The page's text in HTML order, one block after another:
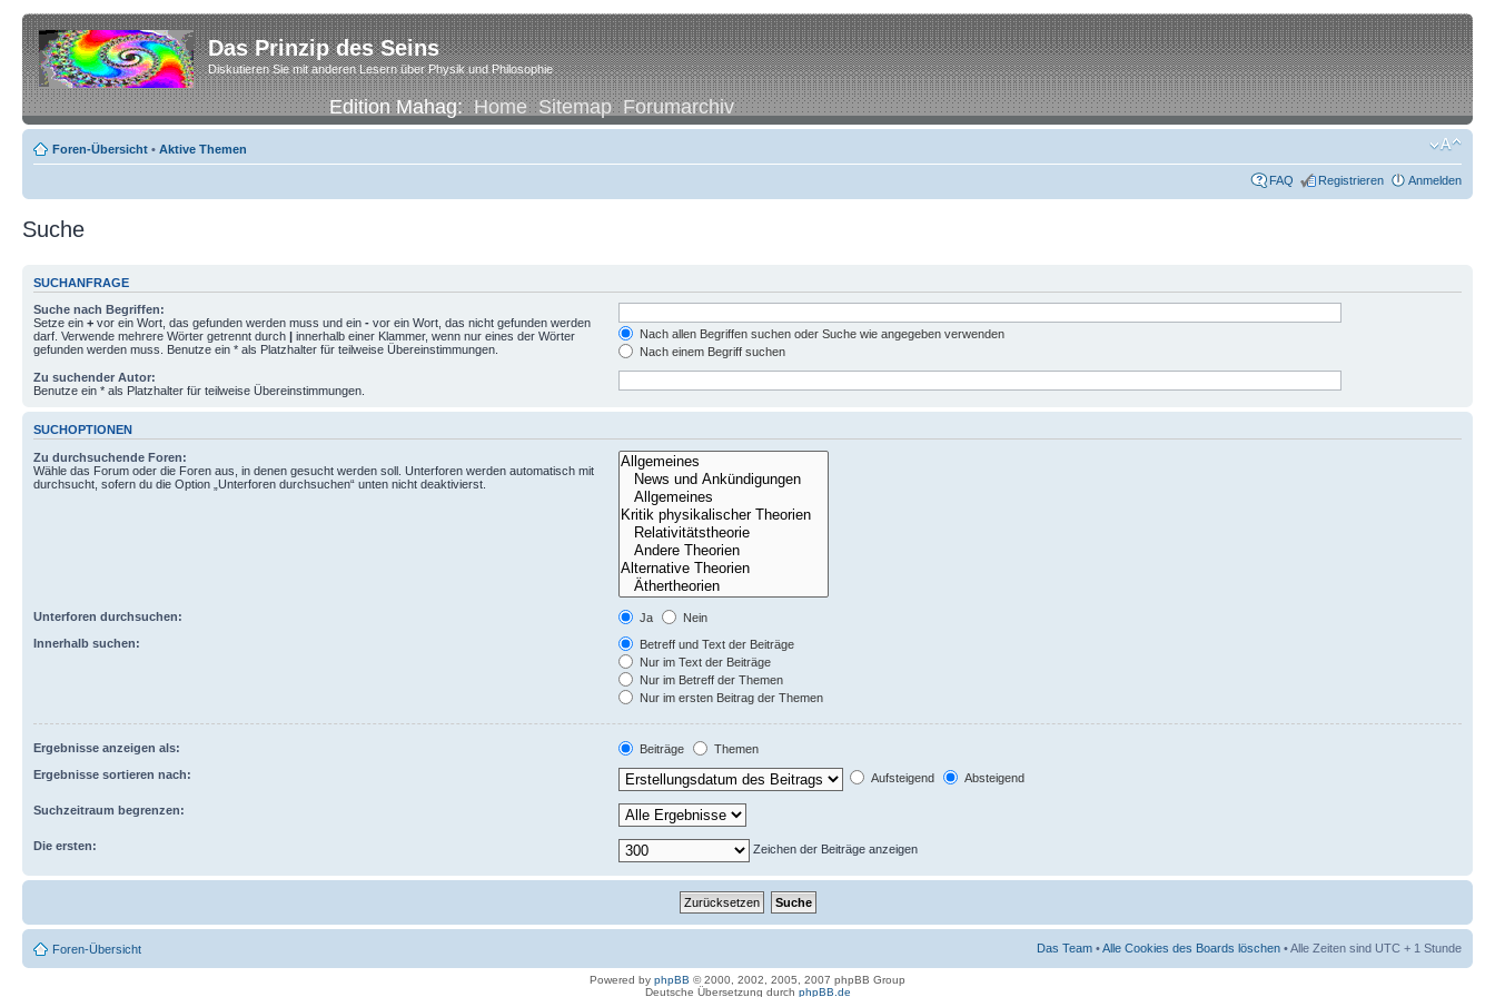
Das Prinzip des Seins
Diskutieren Sie mit anderen Lesern über Physik und Philosophie
Edition Mahag:Home Sitemap Forumarchiv
Foren-Übersicht • Aktive Themen
FAQ Registrieren Anmelden
Suche
SUCHANFRAGE
Suche nach Begriffen:
Setze ein + vor ein Wort, das gefunden werden muss und ein - vor ein Wort, das nicht gefunden werden
darf. Verwende mehrere Wörter getrennt durch | innerhalb einer Klammer, wenn nur eines der Wörter
gefunden werden muss. Benutze ein * als Platzhalter für teilweise Übereinstimmungen.
Nach allen Begriffen suchen oder Suche wie angegeben verwenden
Nach einem Begriff suchen
Zu suchender Autor:
Benutze ein * als Platzhalter für teilweise Übereinstimmungen.
SUCHOPTIONEN
Zu durchsuchende Foren:
Wähle das Forum oder die Foren aus, in denen gesucht werden soll. Unterforen werden automatisch mit
durchsucht, sofern du die Option „Unterforen durchsuchen“ unten nicht deaktivierst.
Unterforen durchsuchen: Ja
Nein
Innerhalb suchen:
Betreff und Text der Beiträge
Nur im Text der Beiträge
Nur im Betreff der Themen
Nur im ersten Beitrag der Themen
Ergebnisse anzeigen als: Beiträge
Themen
Ergebnisse sortieren nach:
Aufsteigend Absteigend
Suchzeitraum begrenzen:
Die ersten: Zeichen der Beiträge anzeigen
Foren-Übersicht Das Team •Alle Cookies des Boards löschen • Alle Zeiten sind UTC + 1 Stunde
Powered by phpBB © 2000, 2002, 2005, 2007 phpBB Group
Deutsche Übersetzung durch phpBB.de